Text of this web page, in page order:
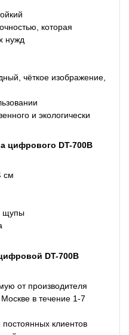
которая
нужд
чёткое изображение,
и экологически
цифрового DT-700B
см
щупы
DT-700B
от производителя
в течение 1-7
клиентов